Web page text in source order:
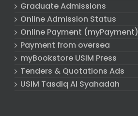
Graduate Admissions
Online Admission Status
Online Payment (myPayment)
Payment from oversea
myBookstore USIM Press
Tenders & Quotations Ads
USIM Tasdiq Al Syahadah